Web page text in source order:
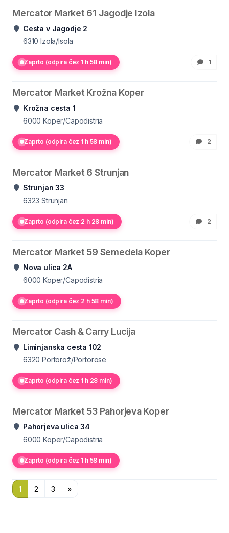
Mercator Market 61 Jagodje Izola
Cesta v Jagodje 2
6310 Izola/Isola
Zaprto (odpira čez 1 h 58 min) 1
Mercator Market Krožna Koper
Krožna cesta 1
6000 Koper/Capodistria
Zaprto (odpira čez 1 h 58 min) 2
Mercator Market 6 Strunjan
Strunjan 33
6323 Strunjan
Zaprto (odpira čez 2 h 28 min) 2
Mercator Market 59 Semedela Koper
Nova ulica 2A
6000 Koper/Capodistria
Zaprto (odpira čez 2 h 58 min)
Mercator Cash & Carry Lucija
Liminjanska cesta 102
6320 Portorož/Portorose
Zaprto (odpira čez 1 h 28 min)
Mercator Market 53 Pahorjeva Koper
Pahorjeva ulica 34
6000 Koper/Capodistria
Zaprto (odpira čez 1 h 58 min)
1 2 3 »